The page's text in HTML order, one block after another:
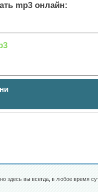
mp3 онлайн:
здесь вы всегда, в любое время